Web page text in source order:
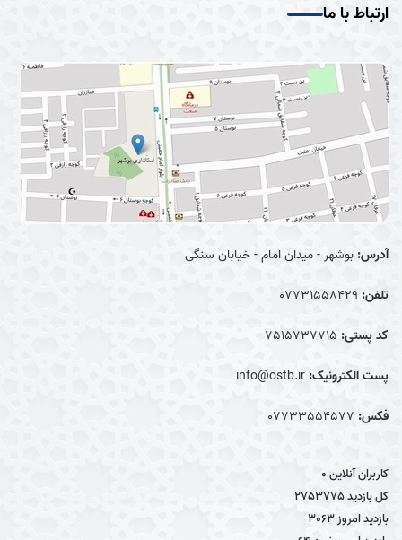
ارتباط با ما
آدرس: بوشهر - میدان امام - خیابان سنگی
تلفن: 07731558429
کد پستی: 7515737715
پست الکترونیک: info@ostb.ir
فکس: 07733554577
کاربران آنلاین0
کل بازدید2753775
بازدید امروز3063